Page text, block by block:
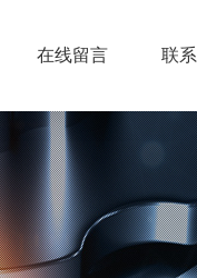
在线留言 联